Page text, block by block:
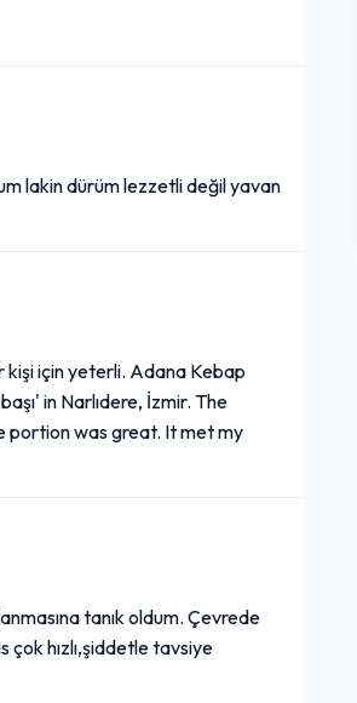
lakin dürüm lezzetli değil yavan
kişi için yeterli. Adana Kebap
in Narlıdere, İzmir. The
portion was great. It met my
tanık oldum. Çevrede
çok hızlı,şiddetle tavsiye